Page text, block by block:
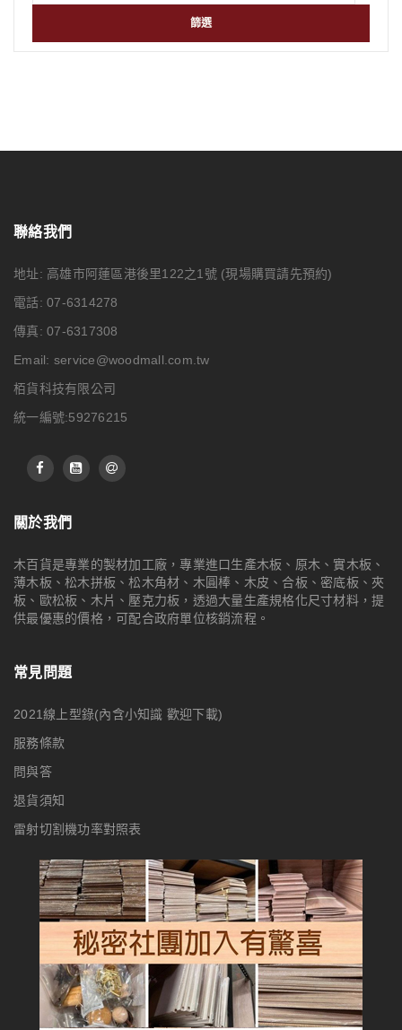
篩選
聯絡我們
地址: 高雄市阿蓮區港後里122之1號 (現場購買請先預約)
電話: 07-6314278
傳真: 07-6317308
Email: service@woodmall.com.tw
栢貨科技有限公司
統一編號:59276215
關於我們
木百貨是專業的製材加工廠，專業進口生產木板、原木、實木板、
薄木板、松木拼板、松木角材、木圓棒、木皮、合板、密底板、夾
板、歐松板、木片、壓克力板，透過大量生產規格化尺寸材料，提
供最優惠的價格，可配合政府單位核銷流程。
常見問題
2021線上型錄(內含小知識 歡迎下載)
服務條款
問與答
退貨須知
雷射切割機功率對照表